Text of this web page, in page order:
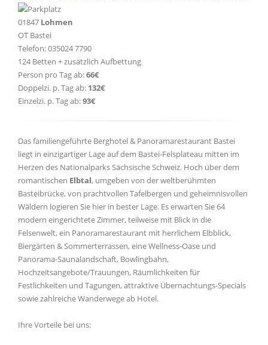
01847 Lohmen
OT Bastei
Telefon: 035024 7790
124 Betten + zusätzlich Aufbettung
Person pro Tag ab:66€
Doppelzi. p. Tag ab: 132€
Einzelzi. p. Tag ab:93€
Das familiengeführte Berghotel & Panoramarestaurant Bastei
liegt in einzigartiger Lage auf dem Bastei-Felsplateau mitten im
Herzen des Nationalparks Sächsische Schweiz. Hoch über dem
romantischen Elbtal, umgeben von der weltberühmten
Basteibrücke, von prachtvollen Tafelbergen und geheimnisvollen
Wäldern logieren Sie hier in bester Lage. Es erwarten Sie 64
modern eingerichtete Zimmer, teilweise mit Blick in die
Felsenwelt, ein Panoramarestaurant mit herrlichem Elbblick,
Biergärten & Sommerterrassen, eine Wellness-Oase und
Panorama-Saunalandschaft, Bowlingbahn,
Hochzeitsangebote/Trauungen, Räumlichkeiten für
Festlichkeiten und Tagungen, attraktive Übernachtungs-Specials
sowie zahlreiche Wanderwege ab Hotel.
Ihre Vorteile bei uns: